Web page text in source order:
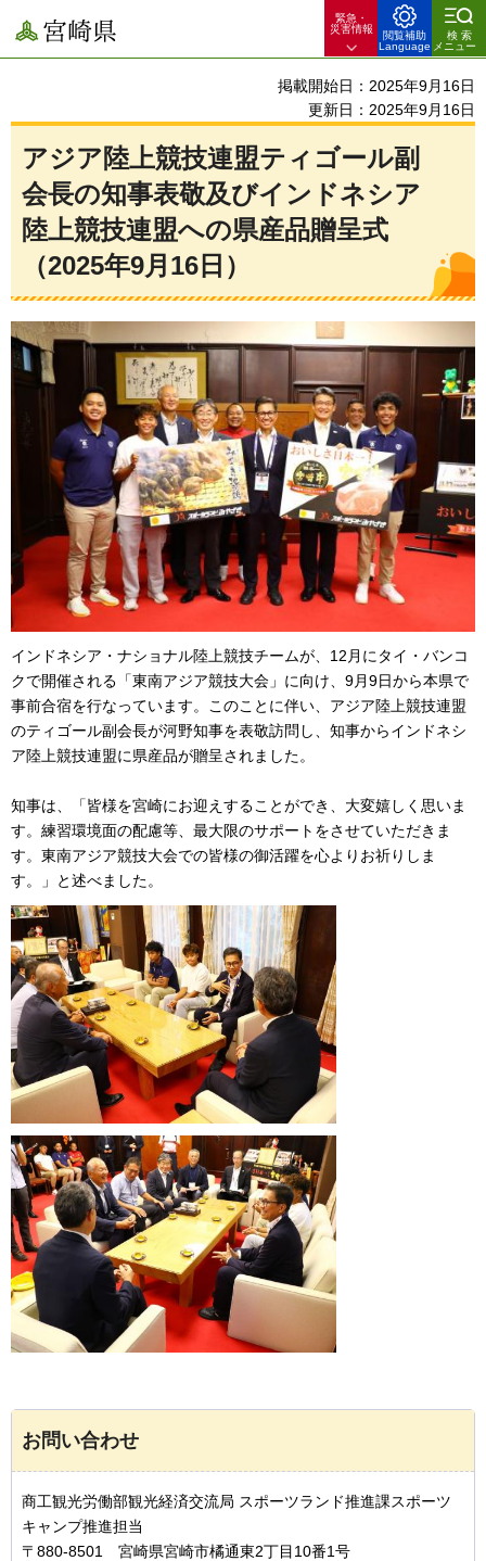
宮崎県
緊急・
災害情報
閲覧補助
Language
検索
メニュー
掲載開始日：2025年9月16日
更新日：2025年9月16日
アジア陸上競技連盟ティゴール副
会長の知事表敬及びインドネシア
陸上競技連盟への県産品贈呈式
（2025年9月16日）
インドネシア・ナショナル陸上競技チームが、12月にタイ・バンコ
クで開催される「東南アジア競技大会」に向け、9月9日から本県で
事前合宿を行なっています。このことに伴い、アジア陸上競技連盟
のティゴール副会長が河野知事を表敬訪問し、知事からインドネシ
ア陸上競技連盟に県産品が贈呈されました。
知事は、「皆様を宮崎にお迎えすることができ、大変嬉しく思いま
す。練習環境面の配慮等、最大限のサポートをさせていただきま
す。東南アジア競技大会での皆様の御活躍を心よりお祈りしま
す。」と述べました。
お問い合わせ
商工観光労働部観光経済交流局 スポーツランド推進課スポーツ
キャンプ推進担当
〒880-8501 宮崎県宮崎市橘通東2丁目10番1号